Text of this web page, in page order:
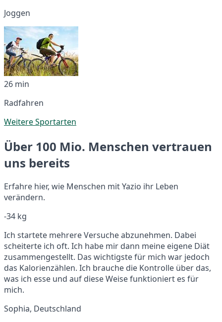
Joggen
26 min
Radfahren
Weitere Sportarten
Über 100 Mio. Menschen vertrauen
uns bereits
Erfahre hier, wie Menschen mit Yazio ihr Leben
verändern.
-34 kg
Ich startete mehrere Versuche abzunehmen. Dabei
scheiterte ich oft. Ich habe mir dann meine eigene Diät
zusammengestellt. Das wichtigste für mich war jedoch
das Kalorienzählen. Ich brauche die Kontrolle über das,
was ich esse und auf diese Weise funktioniert es für
mich.
Sophia, Deutschland